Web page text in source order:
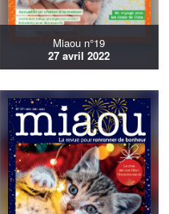
Miaou n°19
27 avril 2022